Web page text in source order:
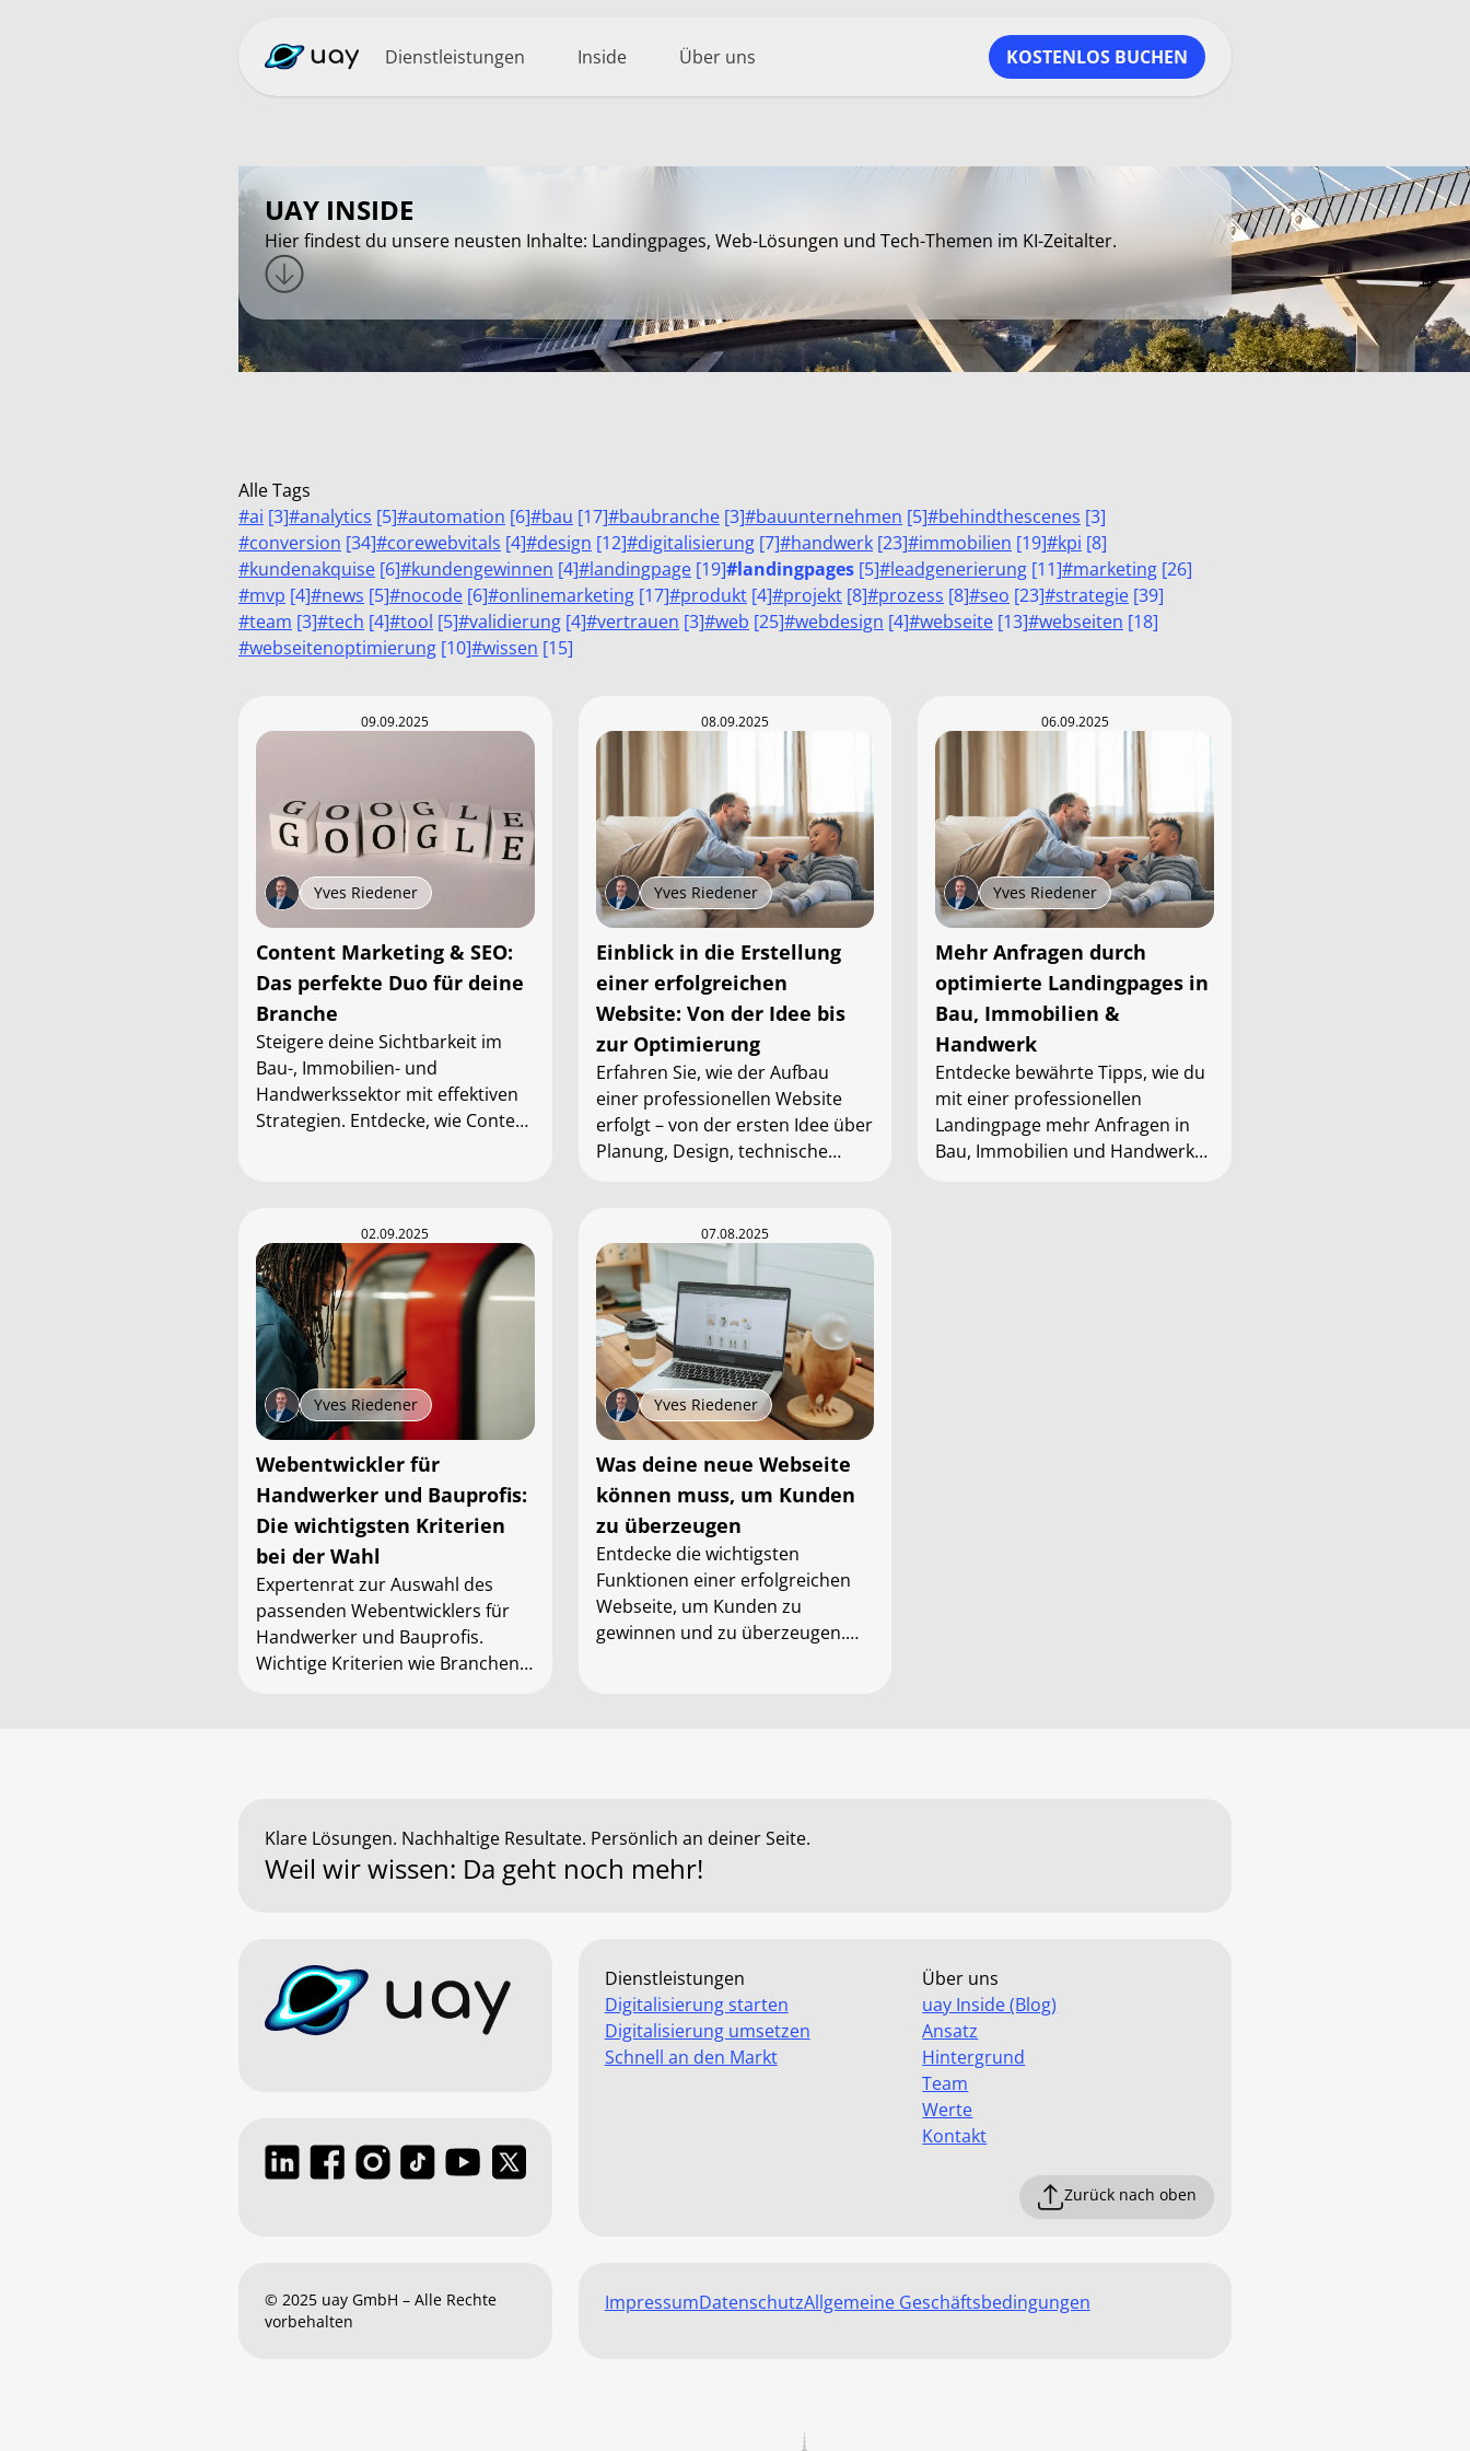
Dienstleistungen Inside Über uns KOSTENLOS BUCHEN
UAY INSIDE
Hier findest du unsere neusten Inhalte: Landingpages, Web-Lösungen und Tech-Themen im KI-Zeitalter.
Alle Tags
#ai [3]#analytics [5]#automation [6]#bau [17]#baubranche [3]#bauunternehmen [5]#behindthescenes [3]
#conversion [34]#corewebvitals [4]#design [12]#digitalisierung [7]#handwerk [23]#immobilien [19]#kpi [8]
#kundenakquise [6]#kundengewinnen [4]#landingpage [19]#landingpages [5]#leadgenerierung [11]#marketing [26]
#mvp [4]#news [5]#nocode [6]#onlinemarketing [17]#produkt [4]#projekt [8]#prozess [8]#seo [23]#strategie [39]
#team [3]#tech [4]#tool [5]#validierung [4]#vertrauen [3]#web [25]#webdesign [4]#webseite [13]#webseiten [18]
#webseitenoptimierung [10]#wissen [15]
09.09.2025
Yves Riedener
Content Marketing & SEO:
Das perfekte Duo für deine
Branche
Steigere deine Sichtbarkeit im
Bau-, Immobilien- und
Handwerkssektor mit effektiven
Strategien. Entdecke, wie Content
08.09.2025
Yves Riedener
Einblick in die Erstellung
einer erfolgreichen
Website: Von der Idee bis
zur Optimierung
Erfahren Sie, wie der Aufbau
einer professionellen Website
erfolgt – von der ersten Idee über
Planung, Design, technische
für Ihre digitale Präsenz.
06.09.2025
Yves Riedener
Mehr Anfragen durch
optimierte Landingpages in
Bau, Immobilien &
Handwerk
Entdecke bewährte Tipps, wie du
mit einer professionellen
Landingpage mehr Anfragen in
Bau, Immobilien und Handwerk
02.09.2025
Yves Riedener
Webentwickler für
Handwerker und Bauprofis:
Die wichtigsten Kriterien
bei der Wahl
Expertenrat zur Auswahl des
passenden Webentwicklers für
Handwerker und Bauprofis.
Wichtige Kriterien wie Branchen
07.08.2025
Yves Riedener
Was deine neue Webseite
können muss, um Kunden
zu überzeugen
Entdecke die wichtigsten
Funktionen einer erfolgreichen
Webseite, um Kunden zu
gewinnen und zu überzeugen.
Klare Lösungen. Nachhaltige Resultate. Persönlich an deiner Seite.
Weil wir wissen: Da geht noch mehr!
Dienstleistungen
Digitalisierung starten
Digitalisierung umsetzen
Schnell an den Markt
Über uns
uay Inside (Blog)
Ansatz
Hintergrund
Team
Werte
Kontakt
Zurück nach oben
© 2025 uay GmbH – Alle Rechte
vorbehalten
ImpressumDatenschutzAllgemeine Geschäftsbedingungen